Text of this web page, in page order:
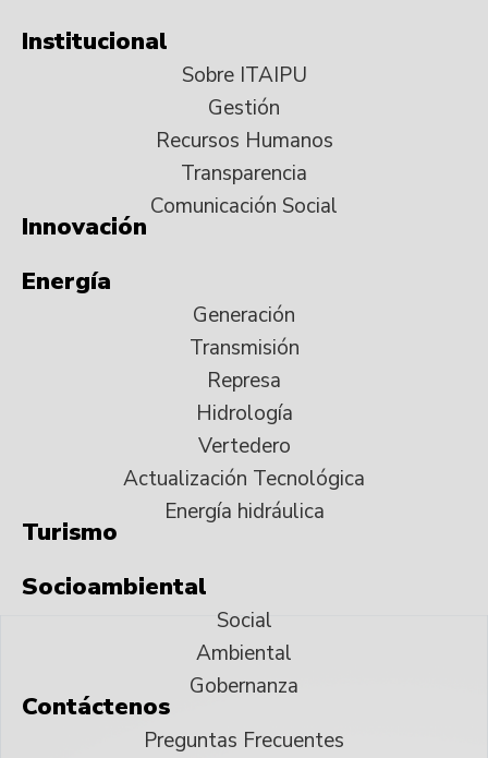
Institucional
Sobre ITAIPU
Gestión
Recursos Humanos
Transparencia
Comunicación Social
Innovación
Energía
Generación
Transmisión
Represa
Hidrología
Vertedero
Actualización Tecnológica
Energía hidráulica
Turismo
Socioambiental
Social
Ambiental
Gobernanza
Contáctenos
Preguntas Frecuentes